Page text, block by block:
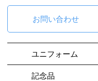
お問い合わせ
ユニフォーム
記念品